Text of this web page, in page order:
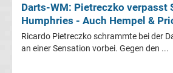
Ligue
Darts-WM: Pietreczko verpasst
Humphries - Auch Hempel &
Ricardo Pietreczko schrammte bei der
an einer Sensation vorbei. Gegen den ...